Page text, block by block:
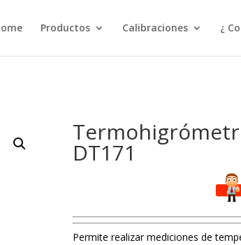
Productos Calibraciones ¿
DT171
Permite realizar mediciones de